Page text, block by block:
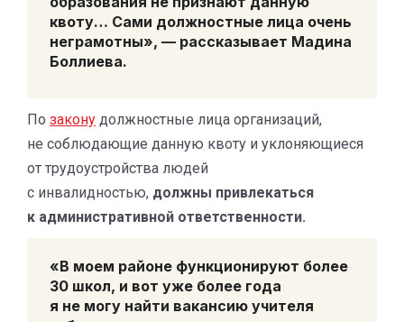
квоту… Сами должностные лица очень
неграмотны», — рассказывает Мадина
Боллиева.
По закону должностные лица организаций,
не соблюдающие данную квоту и уклоняющиеся
от трудоустройства людей
с инвалидностью, должны привлекаться
к административной ответственности.
«В моем районе функционируют более
30 школ, и вот уже более года
я не могу найти вакансию учителя